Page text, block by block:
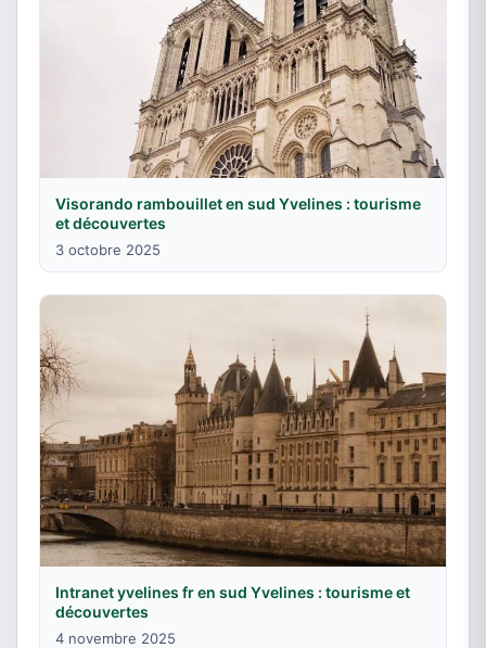
Visorando rambouillet en sud Yvelines : tourisme
et découvertes
3 octobre 2025
Intranet yvelines fr en sud Yvelines : tourisme et
découvertes
4 novembre 2025